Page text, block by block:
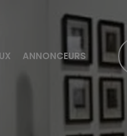
ANNONCEURS